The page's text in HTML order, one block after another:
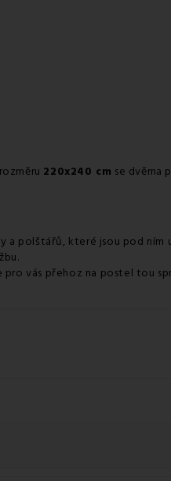
220x240 cm se dvěma
a polštářů, které jsou pod ním
vás přehoz na postel tou